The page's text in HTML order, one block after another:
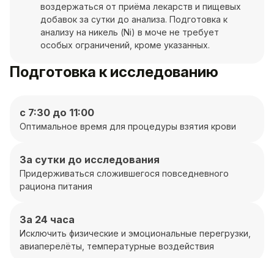
воздержаться от приёма лекарств и пищевых
добавок за сутки до анализа. Подготовка к
анализу на никель (Ni) в моче не требует
особых ограничений, кроме указанных.
Подготовка к исследованию
с 7:30 до 11:00
Оптимальное время для процедуры взятия крови
За сутки до исследования
Придерживаться сложившегося повседневного
рациона питания
За 24 часа
Исключить физические и эмоциональные перегрузки,
авиаперелёты, температурные воздействия